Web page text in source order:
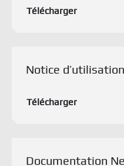
Télécharger
Notice
Télécharger
Documentation